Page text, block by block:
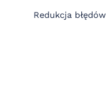
Redukcja